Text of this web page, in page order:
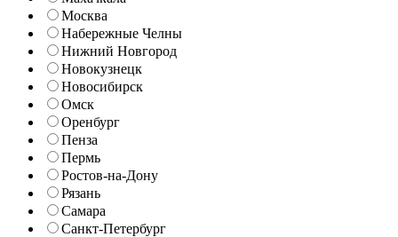
Москва
Набережные Челны
Нижний Новгород
Новокузнецк
Новосибирск
Омск
Оренбург
Пенза
Пермь
Ростов-на-Дону
Рязань
Самара
Санкт-Петербург